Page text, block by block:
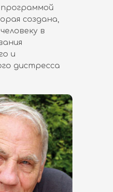
программой
создана,
в
и
дистресса